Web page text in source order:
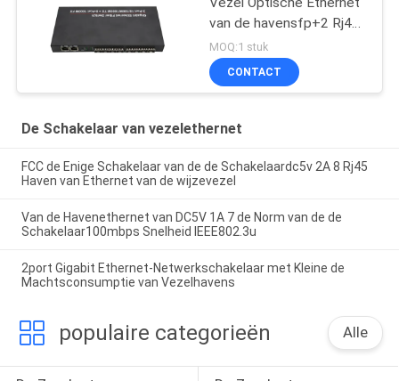
van de havensfp+2 Rj45
haven de
Schakelaarmedia
convertor
MOQ:1 stuk
CONTACT
De Schakelaar van vezelethernet
FCC de Enige Schakelaar van de de Schakelaardc5v 2A 8 Rj45
Haven van Ethernet van de wijzevezel
Van de Havenethernet van DC5V 1A 7 de Norm van de de
Schakelaar100mbps Snelheid IEEE802.3u
2port Gigabit Ethernet-Netwerkschakelaar met Kleine de
Machtsconsumptie van Vezelhavens
populaire categorieën Alle